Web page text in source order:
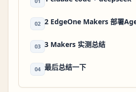
02 2 EdgeOne Makers 部署
03 3 Makers 实测总结
04 最后总结一下